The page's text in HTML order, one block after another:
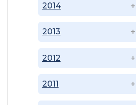
2011
2012
2013
2014